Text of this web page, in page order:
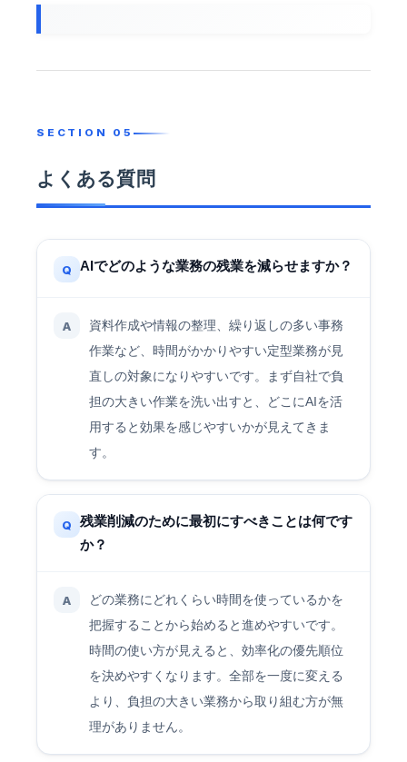
よくある質問
Q AIでどのような業務の残業を減らせますか？
A
資料作成や情報の整理、繰り返しの多い事務
作業など、時間がかかりやすい定型業務が見
直しの対象になりやすいです。まず自社で負
担の大きい作業を洗い出すと、どこにAIを活
用すると効果を感じやすいかが見えてきま
す。
Q
残業削減のために最初にすべきことは何です
か？
A
どの業務にどれくらい時間を使っているかを
把握することから始めると進めやすいです。
時間の使い方が見えると、効率化の優先順位
を決めやすくなります。全部を一度に変える
より、負担の大きい業務から取り組む方が無
理がありません。